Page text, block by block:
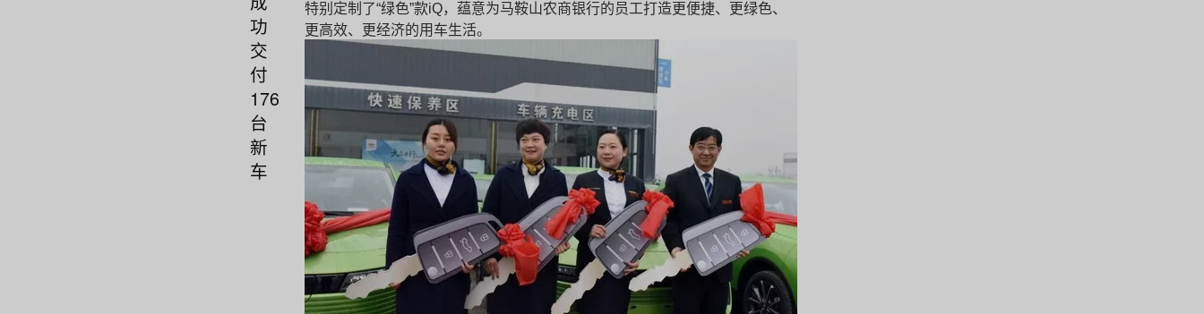
功
交
付
176
台
新
车
特别定制了“绿色”款iQ，蕴意为马鞍山农商银行的员工打造更便捷、更绿色、
更高效、更经济的用车生活。